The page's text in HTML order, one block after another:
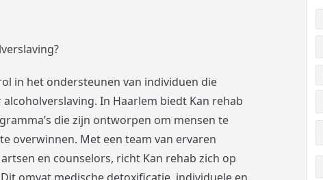
in het ondersteunen van individuen die
In Haarlem biedt Kan rehab
die zijn ontworpen om mensen te
overwinnen. Met een team van ervaren
en counselors, richt Kan rehab zich op